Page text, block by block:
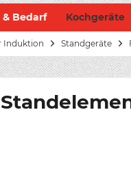
Bedarf Kochgeräte
Induktion Standgeräte